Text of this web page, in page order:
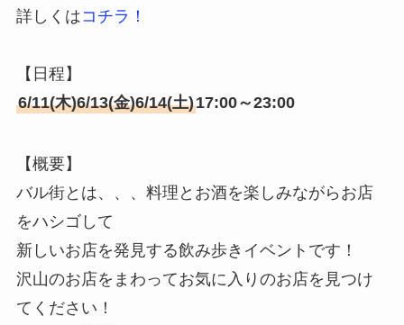
詳しくはコチラ！
【日程】
6/11(木)6/13(金)6/14(土)17:00～23:00
【概要】
バル街とは、、、料理とお酒を楽しみながらお店
をハシゴして
新しいお店を発見する飲み歩きイベントです！
沢山のお店をまわってお気に入りのお店を見つけ
てください！